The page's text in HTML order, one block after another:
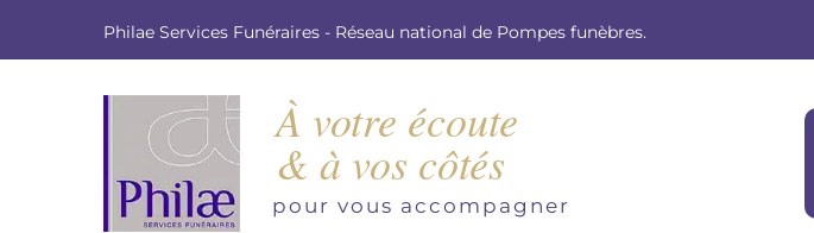
Philae Services Funéraires - Réseau national de Pompes funèbres.
À votre écoute
& à vos côtés
pour vous accompagner